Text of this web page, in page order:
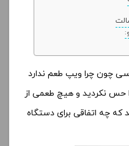
چون چرا ویپ طعم ندارد
حس نکردید و هیچ طعمی از
که چه اتفاقی برای دستگاه